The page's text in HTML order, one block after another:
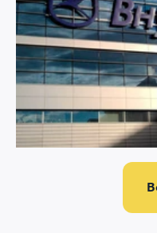
07 АВГУСТА 2026 2929
Ограничение
Международного